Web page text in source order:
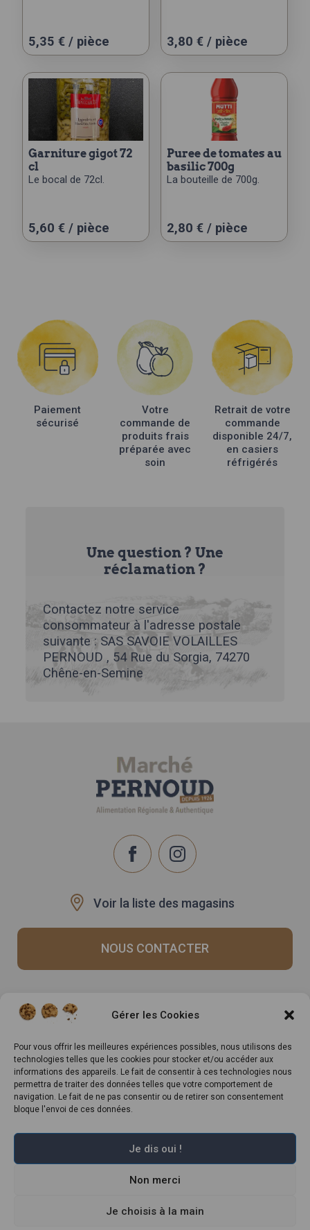
Gérer les Cookies
Pour vous offrir les meilleures expériences possibles, nous utilisons des
technologies telles que les cookies pour stocker et/ou accéder aux
informations des appareils. Le fait de consentir à ces technologies nous
permettra de traiter des données telles que votre comportement de
navigation. Le fait de ne pas consentir ou de retirer son consentement
bloque l'envoi de ces données.
Je dis oui !
Non merci
Je choisis à la main
5,35 € / pièce 3,80 € / pièce
garniture gigot 72
cl
Le bocal de 72cl.
5,60 € / pièce
puree de tomates au
basilic 700g
La bouteille de 700g.
2,80 € / pièce
Paiement
sécurisé
Votre
commande de
produits frais
préparée avec
soin
Retrait de votre
commande
disponible 24/7,
en casiers
réfrigérés
Une question ? Une
réclamation ?
Contactez notre service
consommateur à l'adresse postale
suivante : SAS SAVOIE VOLAILLES
PERNOUD , 54 Rue du Sorgia, 74270
Chêne-en-Semine
Voir la liste des magasins
NOUS CONTACTER
Recrutement
Rappels produits
Inscrivez-vous à notre
newsletter
Règlement Général sur la Protection des Données